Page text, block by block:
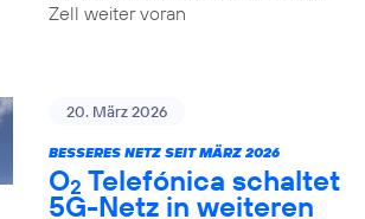
Zell weiter voran
20. März 2026
BESSERES NETZ SEIT MÄRZ 2026
O2 Telefónica schaltet
5G-Netz in weiteren